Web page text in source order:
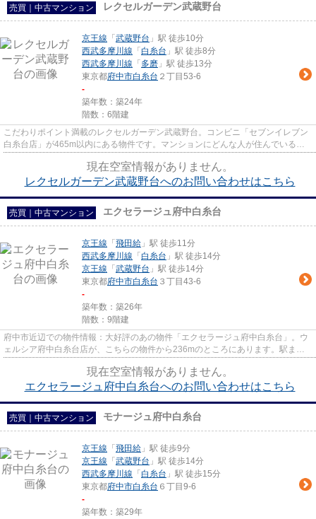
売買｜中古マンション レクセルガーデン武蔵野台
京王線 「 武蔵野台 」駅 徒歩10分
西武多摩川線 「 白糸台 」駅 徒歩8分
西武多摩川線 「 多磨 」駅 徒歩13分
東京都府中市白糸台 ２丁目53-6
-
築年数：築24年
階数：6階建
こだわりポイント満載のレクセルガーデン武蔵野台。コンビニ「セブンイレブン
白糸台店」が465m以内にある物件です。マンションにどんな人が住んでいるの
現在空室情報がありません。
レクセルガーデン武蔵野台へのお問い合わせはこちら
売買｜中古マンション エクセラージュ府中白糸台
京王線 「 飛田給 」駅 徒歩11分
西武多摩川線 「 白糸台 」駅 徒歩14分
京王線 「 武蔵野台 」駅 徒歩14分
東京都府中市白糸台 ３丁目43-6
-
築年数：築26年
階数：9階建
府中市近辺での物件情報：大好評のあの物件「エクセラージュ府中白糸台」。ウ
ェルシア府中白糸台店が、こちらの物件から236mのところにあります。駅まで
現在空室情報がありません。
エクセラージュ府中白糸台へのお問い合わせはこちら
売買｜中古マンション モナージュ府中白糸台
京王線 「 飛田給 」駅 徒歩9分
京王線 「 武蔵野台 」駅 徒歩14分
西武多摩川線 「 白糸台 」駅 徒歩15分
東京都府中市白糸台 ６丁目9-6
-
築年数：築29年